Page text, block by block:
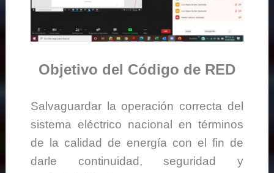
Objetivo del Código de RED
Salvaguardar la operación correcta del
sistema eléctrico nacional en términos
de la calidad de energía con el fin de
darle continuidad, seguridad y